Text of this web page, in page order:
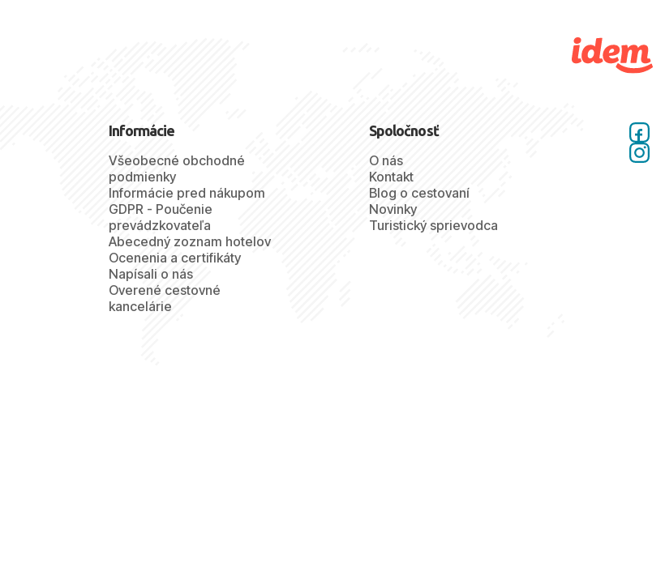
Informácie
Všeobecné obchodné
podmienky
Informácie pred nákupom
GDPR - Poučenie
prevádzkovateľa
Abecedný zoznam hotelov
Ocenenia a certifikáty
Napísali o nás
Overené cestovné
kancelárie
Spoločnosť
O nás
Kontakt
Blog o cestovaní
Novinky
Turistický sprievodca